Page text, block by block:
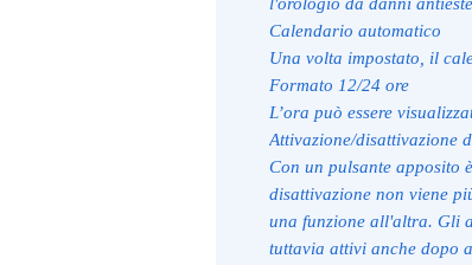
Calendario automatico
Una volta impostato, il
Formato 12/24 ore
L’ora può essere
Attivazione/disattivazione
Con un pulsante apposito
disattivazione non viene
una funzione all'altra. Gli
tuttavia attivi anche dopo